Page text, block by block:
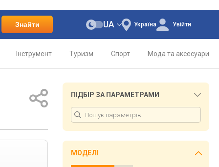
Знайти Україна
UA Увійти
Інструмент Туризм Спорт Мода та аксесуари
ПІДБІР ЗА ПАРАМЕТРАМИ
МОДЕЛІ